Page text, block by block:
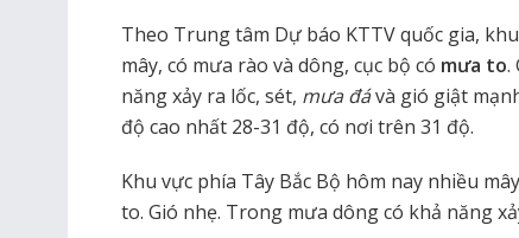
Theo Trung tâm Dự báo KTTV quốc gia,
mây, có mưa rào và dông, cục bộ có mưa to.
năng xảy ra lốc, sét, mưa đávà gió giật
độ cao nhất 28-31 độ, có nơi trên 31 độ.
Khu vực phía Tây Bắc Bộ hôm nay nhiều
to. Gió nhẹ. Trong mưa dông có khả năng